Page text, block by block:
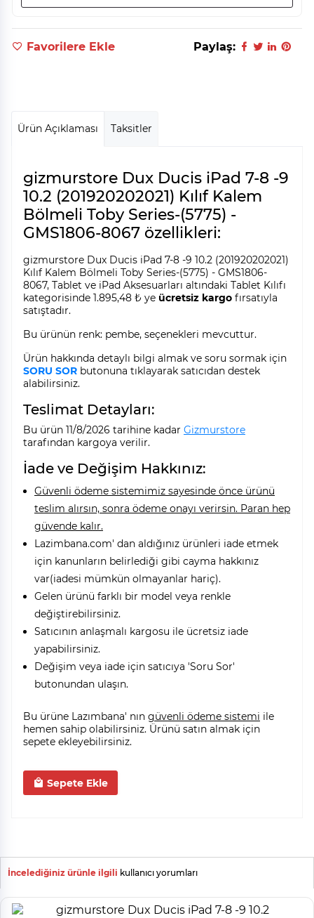
Favorilere Ekle Paylaş:
Ürün Açıklaması Taksitler
gizmurstore Dux Ducis iPad 7-8 -9
10.2 (201920202021) Kılıf Kalem
Bölmeli Toby Series-(5775) -
GMS1806-8067 özellikleri:
gizmurstore Dux Ducis iPad 7-8 -9 10.2 (201920202021)
Kılıf Kalem Bölmeli Toby Series-(5775) - GMS1806-
8067, Tablet ve iPad Aksesuarları altındaki Tablet Kılıfı
kategorisinde 1.895,48 ₺ ye ücretsiz kargo fırsatıyla
satıştadır.
Bu ürünün renk: pembe, seçenekleri mevcuttur.
Ürün hakkında detaylı bilgi almak ve soru sormak için
SORU SOR butonuna tıklayarak satıcıdan destek
alabilirsiniz.
Teslimat Detayları:
Bu ürün 11/8/2026 tarihine kadar Gizmurstore
tarafından kargoya verilir.
İade ve Değişim Hakkınız:
Güvenli ödeme sistemimiz sayesinde önce ürünü
teslim alırsın, sonra ödeme onayı verirsin. Paran hep
güvende kalır.
Lazimbana.com' dan aldığınız ürünleri iade etmek
için kanunların belirlediği gibi cayma hakkınız
var(iadesi mümkün olmayanlar hariç).
Gelen ürünü farklı bir model veya renkle
değiştirebilirsiniz.
Satıcının anlaşmalı kargosu ile ücretsiz iade
yapabilirsiniz.
Değişim veya iade için satıcıya 'Soru Sor'
butonundan ulaşın.
Bu ürüne Lazımbana' nın güvenli ödeme sistemi ile
hemen sahip olabilirsiniz. Ürünü satın almak için
sepete ekleyebilirsiniz.
Sepete Ekle
İncelediğiniz ürünle ilgili kullanıcı yorumları